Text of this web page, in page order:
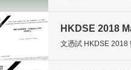
HKDSE 2018
文憑試 HKDSE 2018